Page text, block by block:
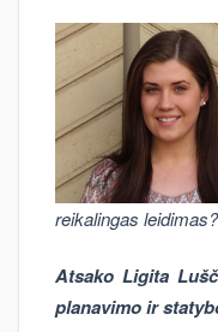
reikalingas leidimas?
Atsako Ligita
planavimo ir